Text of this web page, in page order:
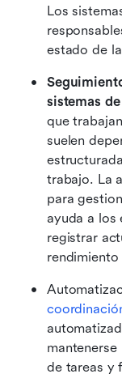
Los
estado de
sistemas
que
suelen
trabajo. La
para
ayuda a los
registrar
de tareas y